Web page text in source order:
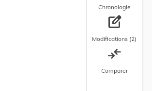
Chronologie
edit_square
Modifications (2)
compare_arrows
Comparer